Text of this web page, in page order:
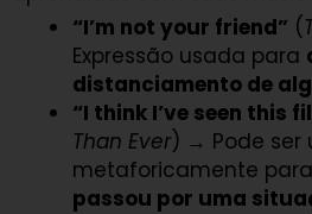
“I’m not your friend” (
Expressão usada para
distanciamento de
“I think I’ve seen this
Than Ever) → Pode ser
metaforicamente
passou por uma